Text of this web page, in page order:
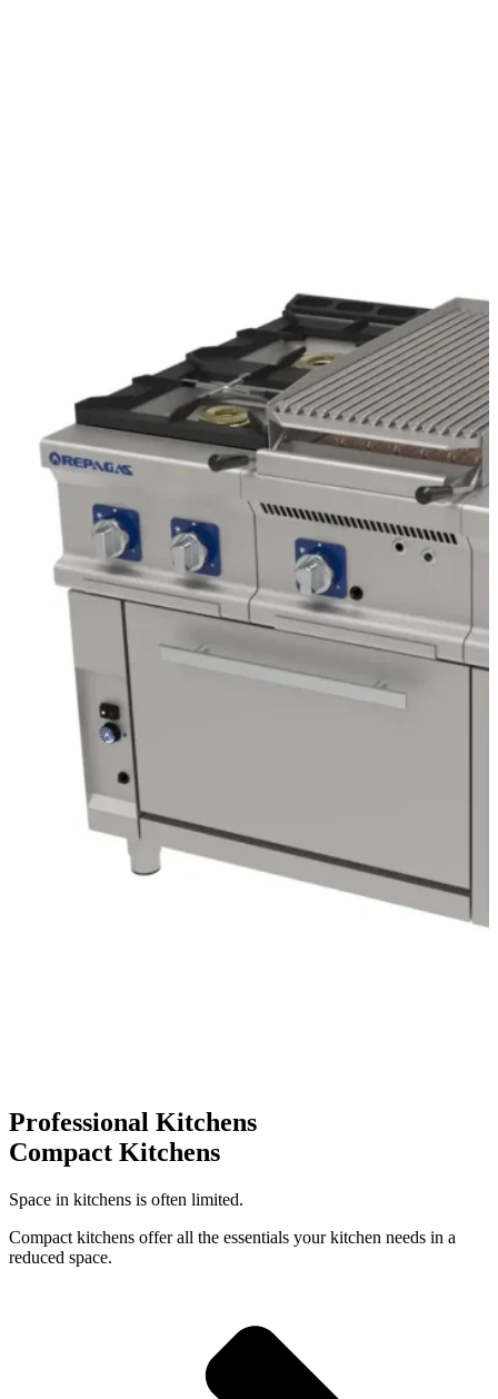
Professional Kitchens
Compact Kitchens
Space in kitchens is often limited.
Compact kitchens offer all the essentials your kitchen needs in a
reduced space.